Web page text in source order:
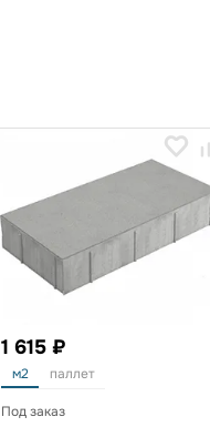
1 615 ₽
м2 паллет
Под заказ